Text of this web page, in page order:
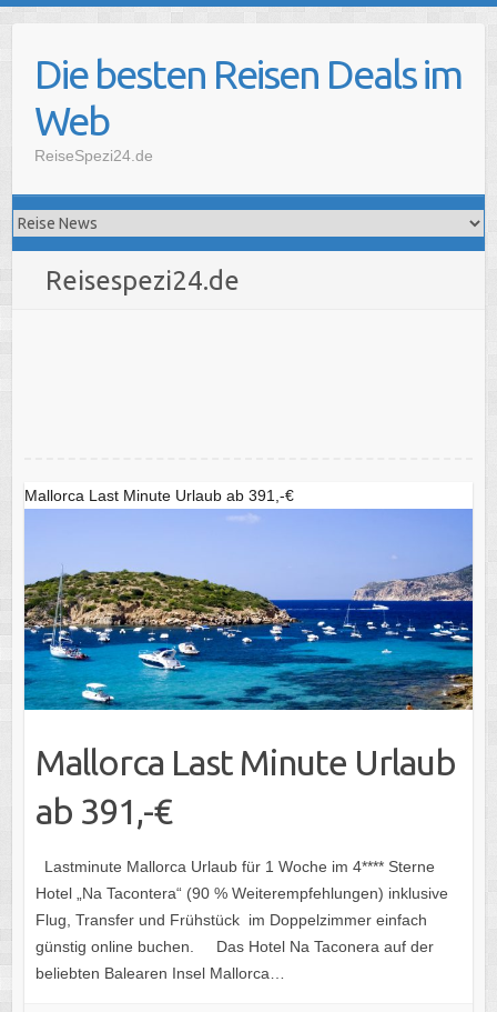
Die besten Reisen Deals im
Web
ReiseSpezi24.de
Reisespezi24.de
Mallorca Last Minute Urlaub ab 391,-€
Mallorca Last Minute Urlaub
ab 391,-€
Lastminute Mallorca Urlaub für 1 Woche im 4**** Sterne
‪‎Hotel‬ „Na Tacontera“ (90 % Weiterempfehlungen) inklusive
‪Flug, Transfer‬ und Frühstück ‬ im Doppelzimmer einfach
günstig online buchen. Das Hotel Na Taconera auf der
beliebten Balearen Insel Mallorca…